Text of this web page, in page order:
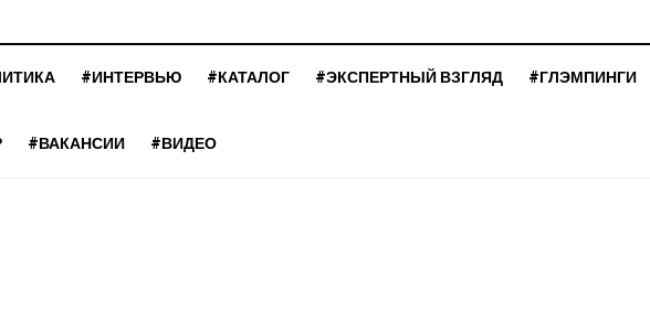
#ИНТЕРВЬЮ #КАТАЛОГ #ЭКСПЕРТНЫЙ ВЗГЛЯД #ГЛЭМПИНГИ
#ВАКАНСИИ #ВИДЕО